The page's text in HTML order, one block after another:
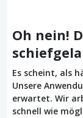
Oh nein!
Es scheint, als
Unsere
erwartet. Wir
schnell wie